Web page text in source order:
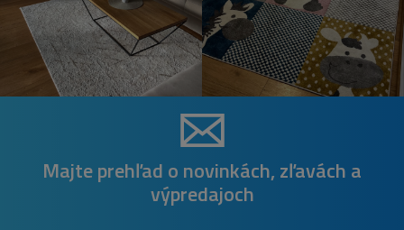
Majte prehľad o novinkách, zľavách a
výpredajoch